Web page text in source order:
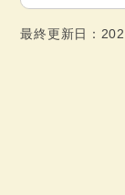
最終更新日：